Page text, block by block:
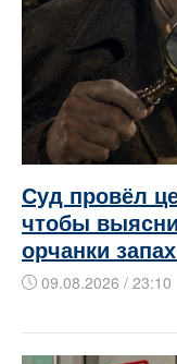
Суд провёл
чтобы
орчанки
09.08.2026 / 23:10